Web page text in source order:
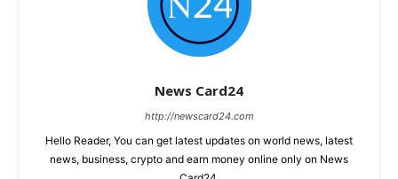
News Card24
http://newscard24.com
Hello Reader, You can get latest updates on world news, latest
news, business, crypto and earn money online only on News